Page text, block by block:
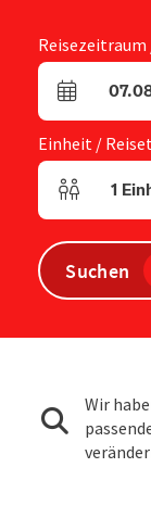
Reisezeitraum
An- und
Einheit /
1
Suchen
Wir